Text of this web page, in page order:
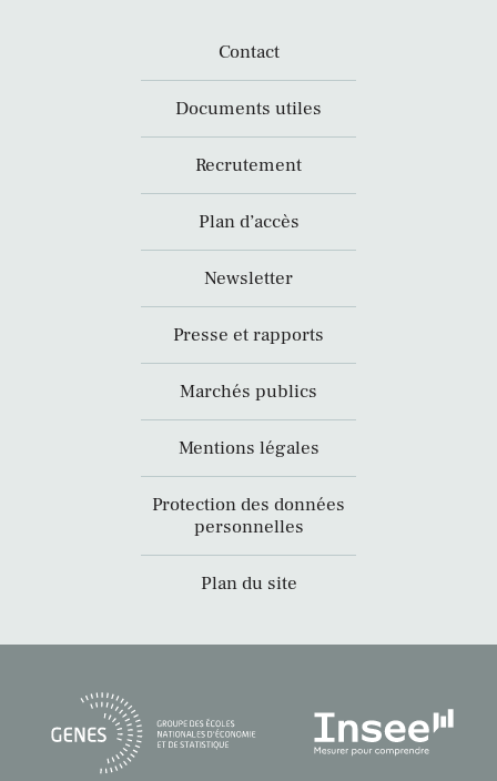
Contact
Documents utiles
Recrutement
Plan d’accès
Newsletter
Presse et rapports
Marchés publics
Mentions légales
Protection des données
personnelles
Plan du site